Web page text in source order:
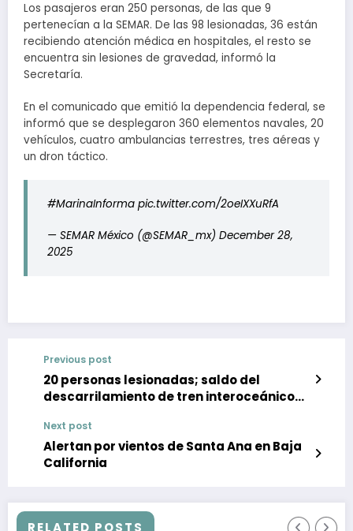
Los pasajeros eran 250 personas, de las que 9
pertenecían a la SEMAR. De las 98 lesionadas, 36 están
recibiendo atención médica en hospitales, el resto se
encuentra sin lesiones de gravedad, informó la
Secretaría.
En el comunicado que emitió la dependencia federal, se
informó que se desplegaron 360 elementos navales, 20
vehículos, cuatro ambulancias terrestres, tres aéreas y
un dron táctico.
#MarinaInforma pic.twitter.com/2oeIXXuRfA
— SEMAR México (@SEMAR_mx) December 28,
2025
Previous post
20 personas lesionadas; saldo del
descarrilamiento de tren interoceánico
Next post
Alertan por vientos de Santa Ana en Baja
California
RELATED POSTS